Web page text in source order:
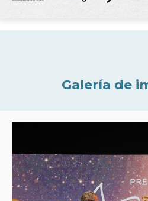
Galería de